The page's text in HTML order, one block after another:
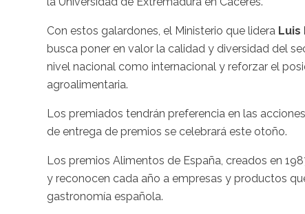
Con estos galardones, el Ministerio que lidera Luis
busca poner en valor la calidad y diversidad del
nivel nacional como internacional y reforzar el
agroalimentaria.
Los premiados tendrán preferencia en las
de entrega de premios se celebrará este otoño.
Los premios Alimentos de España, creados en
y reconocen cada año a empresas y productos
gastronomía española.